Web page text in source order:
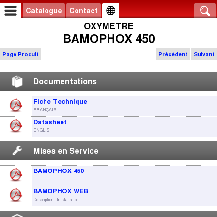
Catalogue Contact
OXYMETRE
BAMOPHOX 450
Précédent Suivant
Page Produit
Documentations
Fiche Technique
FRANÇAIS
Datasheet
ENGLISH
Mises en Service
BAMOPHOX 450
BAMOPHOX WEB
Description - Intstallation